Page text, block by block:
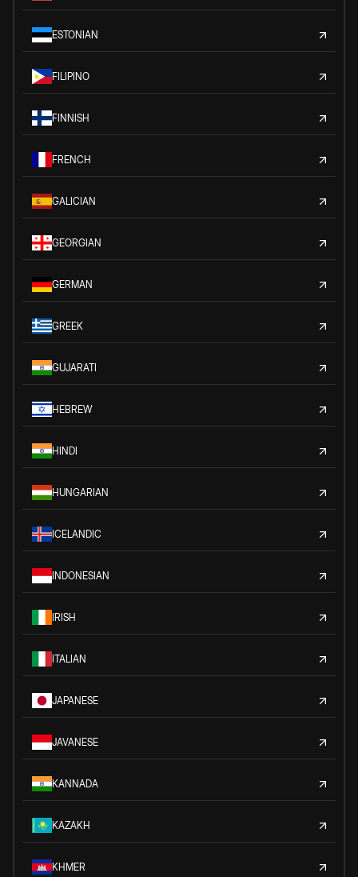
ESTONIAN
FILIPINO
FINNISH
FRENCH
GALICIAN
GEORGIAN
GERMAN
GREEK
GUJARATI
HEBREW
HINDI
HUNGARIAN
ICELANDIC
INDONESIAN
IRISH
ITALIAN
JAPANESE
JAVANESE
KANNADA
KAZAKH
KHMER